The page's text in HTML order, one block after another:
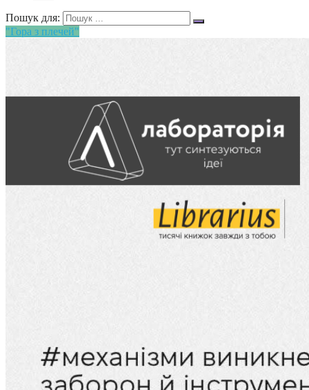
Пошук для:
"Гора з плечей"